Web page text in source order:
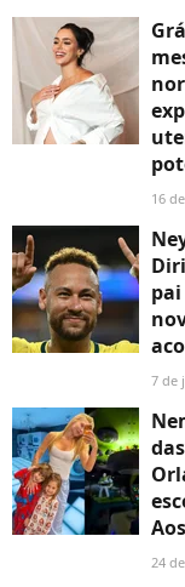
16
7 de
24